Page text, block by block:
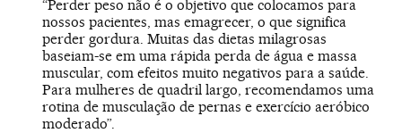
“Perder peso não é o objetivo que colocamos para
nossos pacientes, mas emagrecer, o que significa
perder gordura. Muitas das dietas milagrosas
baseiam-se em uma rápida perda de água e massa
muscular, com efeitos muito negativos para a saúde.
Para mulheres de quadril largo, recomendamos uma
rotina de musculação de pernas e exercício aeróbico
moderado”.